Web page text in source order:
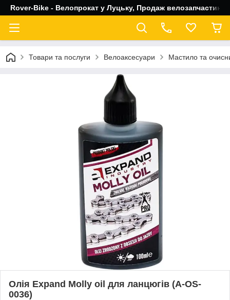
Rover-Bike - Велопрокат у Луцьку, Продаж велозапчастин,
Товари та послуги Велоаксесуари Мастило та
Олія Expand Molly oil для ланцюгів (A-OS-
0036)